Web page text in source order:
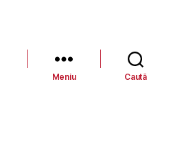
Meniu Caută